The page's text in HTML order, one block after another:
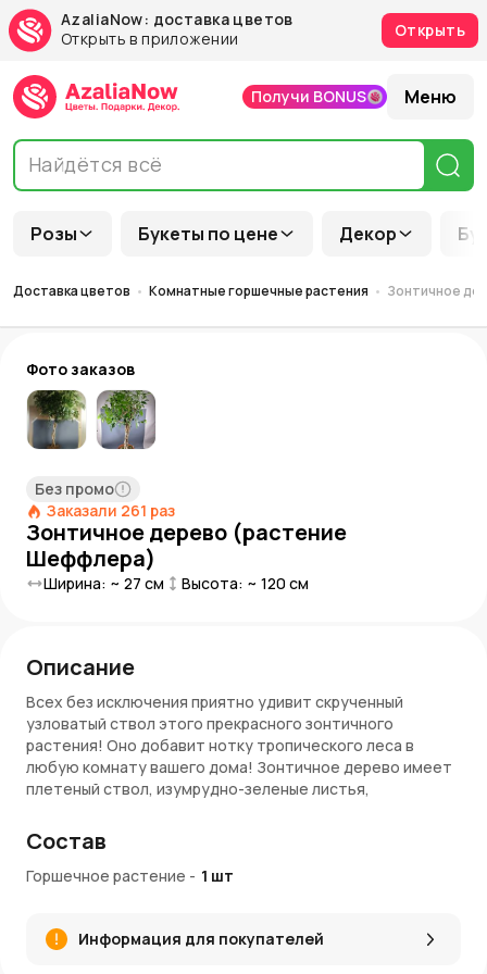
AzaliaNow: доставка цветов
Открыть в приложении
Открыть
Розы Букеты по цене Декор
Получи BONUS Меню
Доставка цветов Комнатные горшечные растения Зонтичное
Фото заказов
Без промо
Заказали 261 раз
Зонтичное дерево (растение
Шеффлера)
Ширина: ~ 27 см Высота: ~ 120 см
Описание
Всех без исключения приятно удивит скрученный
узловатый ствол этого прекрасного зонтичного
растения! Оно добавит нотку тропического леса в
любую комнату вашего дома! Зонтичное дерево имеет
плетеный ствол, изумрудно-зеленые листья,
название.
Уход за ним очень прост. Главное следить за тем, чтобы
не переливали воду, а также ставить горшок на
сгорели. Дерево Шеффлера хорошо переносит слабое
освещение. Подкармливать его можно один раз в месяц
Состав
Горшечное растение - 1 шт
Информация для покупателей